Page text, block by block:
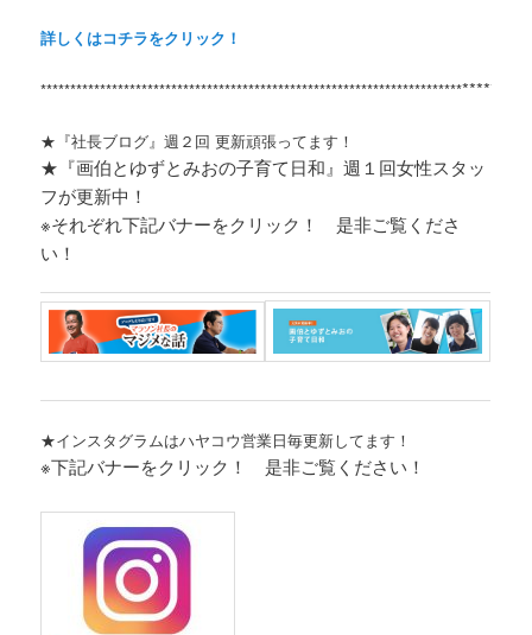
詳しくはコチラをクリック！
***********************************************************************
★『社長ブログ』週２回 更新頑張ってます！
★『画伯とゆずとみおの子育て日和』週１回女性スタッ
フが更新中！
※それぞれ下記バナーをクリック！ 是非ご覧くださ
い！
★インスタグラムはハヤコウ営業日毎更新してます！
※下記バナーをクリック！ 是非ご覧ください！